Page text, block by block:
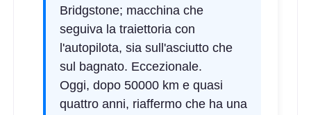
Bridgstone; macchina che
seguiva la traiettoria con
l'autopilota, sia sull'asciutto che
sul bagnato. Eccezionale.
Oggi, dopo 50000 km e quasi
quattro anni, riaffermo che ha una